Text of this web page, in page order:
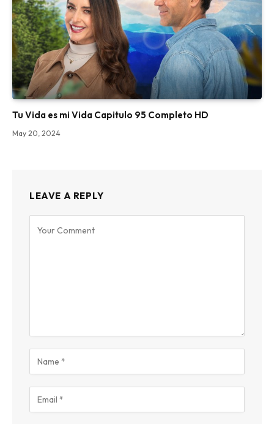
Tu Vida es mi Vida Capitulo 95 Completo HD
May 20, 2024
LEAVE A REPLY